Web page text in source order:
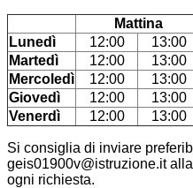
Mattina
Lunedì
12:00 13:00
Martedì
12:00 13:00
Mercoledì
12:00 13:00
Giovedì
12:00 13:00
Venerdì
12:00 13:00
Si consiglia di inviare
geis01900v@istruzione.it
ogni richiesta.